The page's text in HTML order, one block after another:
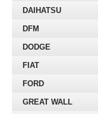
DAIHATSU
DFM
DODGE
FIAT
FORD
GREAT WALL